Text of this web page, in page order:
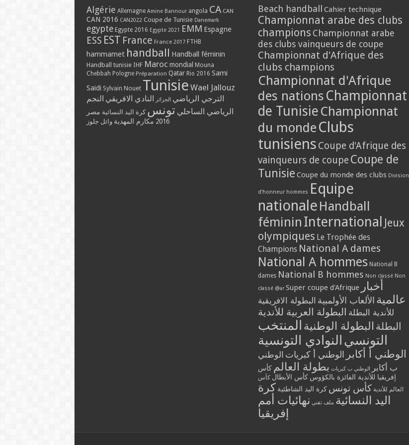
Algérie Allemagne Amine Bannour angola CA CAN
CAN 2016 CAN2022 Coupe de Tunisie Danemark
egypte Egypte 2016 Egypte 2021 EMM Espagne
ESS EST France France 2017 FTHB
hammamet handball Handball féminin
Handball tunisie IHF Maroc mondial Mouna
Chebbah Pologne Préparation Qatar Rio 2016 Sami
Saidi Sylvain Nouet Tunisie Wael Jallouz
الترجي الرياضي الجزائر النادي الافريقي النجم
الرياضي الساحلي تونس كرة اليد النسائية مصر
2016 مكارم المهدية وائل جلوز
Beach handball Cahier technique
Championnat arabe des clubs
champions Championnat arabe
des clubs vainqueurs de coupe
Championnat d'Afrique des
clubs champions
Championnat d'Afrique
des nations Championnat
de Tunisie Championnat
du monde Clubs
tunisiens Coupe d'Afrique des
vainqueurs de coupe Coupe de
Tunisie Coupe du monde des clubs Division
d'honneur hommes Equipe
nationale Handball
féminin International Jeux
olympiques Le Trophée des
Champions National A dames
National A hommes National B
dames National B hommes Non classé Non
classé @ar Super coupe d'Afrique أخبار
عالمية الألعاب الأولمبية البطولة الافريقية
للأندية البطلة البطولة العربية للأندية
البطلة البطولة الوطنية المنتخب
التونسي النوادي التونسية
الوطني أ أكابر الوطني أ كبريات الوطني
ب أكابر
الوطني ب كبريات بطولة العالم كأس
إفريقيا للأندية الفائزة بالكؤوس كأس الأبطال كأس
العالم للأندية كأس تونس كرة اليد الشاطئية كرة
اليد النسائية ملف تقني نهائيات أمم
إفريقيا